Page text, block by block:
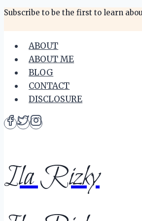
Skip
content
Subscribe to be the first to learn
ABOUT
ABOUT ME
BLOG
CONTACT
DISCLOSURE
Ila Rizky